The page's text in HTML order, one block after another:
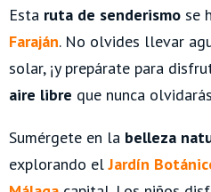
Esta ruta de senderismo se
Faraján. No olvides llevar
solar, ¡y prepárate para
aire libre que nunca
Sumérgete en la belleza
explorando elJardín